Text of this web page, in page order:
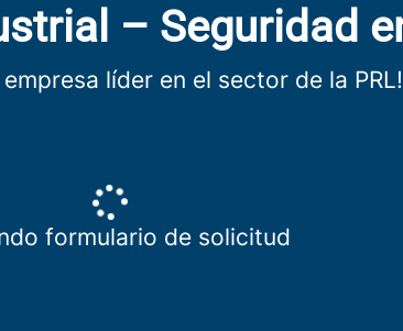
– Seguridad
empresa líder en el sector de la PRL!
formulario de solicitud